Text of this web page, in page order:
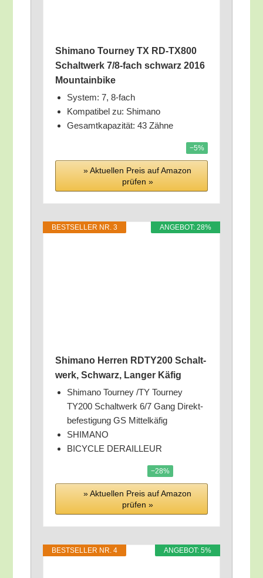
Shi­ma­no Tour­ney TX RD-TX800
Schalt­werk 7/​8‑fach schwarz 2016
Mountainbike
Sys­tem: 7, 8‑fach
Kom­pa­ti­bel zu: Shimano
Gesamt­ka­pa­zi­tät: 43 Zähne
−5%
» Aktu­el­len Preis auf Ama­zon
prü­fen »
ANGE­BOT: 28%
BEST­SEL­LER NR. 3
Shi­ma­no Her­ren RDTY200 Schalt­
werk, Schwarz, Lan­ger Käfig
Shi­ma­no Tour­ney /​TY Tour­ney
TY200 Schalt­werk 6/​7 Gang Direkt­
be­fes­ti­gung GS Mittelkäfig
SHIMANO
BICYCLE DERAILLEUR
−28%
» Aktu­el­len Preis auf Ama­zon
prü­fen »
ANGE­BOT: 5%
BEST­SEL­LER NR. 4